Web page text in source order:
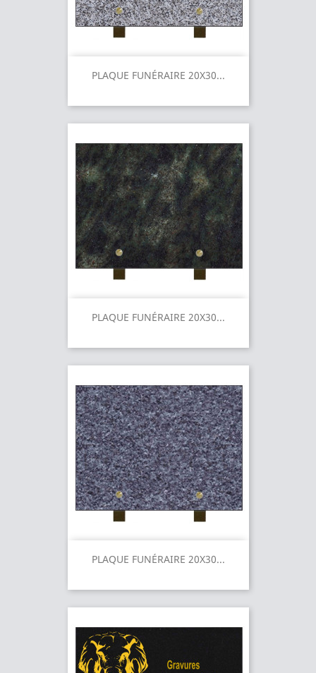
PLAQUE FUNÉRAIRE 20X30...
PLAQUE FUNÉRAIRE 20X30...
PLAQUE FUNÉRAIRE 20X30...